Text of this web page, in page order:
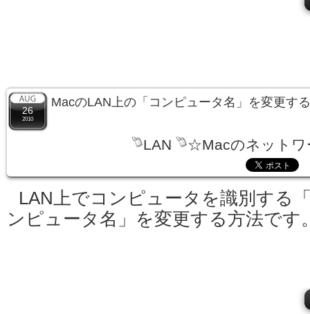
26
2010
MacのLAN上の「コンピュータ名」を変更す
LAN ☆Macのネットワ
LAN上でコンピュータを識別する
ンピュータ名」を変更する方法です